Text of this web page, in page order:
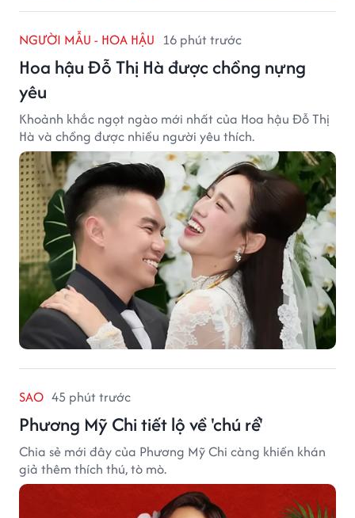
NGƯỜI MẪU - HOA HẬU 16 phút trước
Hoa hậu Đỗ Thị Hà được chồng nựng
yêu
Khoảnh khắc ngọt ngào mới nhất của Hoa hậu Đỗ Thị
Hà và chồng được nhiều người yêu thích.
SAO 45 phút trước
Phương Mỹ Chi tiết lộ về 'chú rể'
Chia sẻ mới đây của Phương Mỹ Chi càng khiến khán
giả thêm thích thú, tò mò.